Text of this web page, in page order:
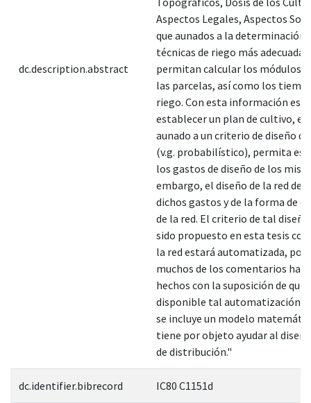
dc.description.abstract
Aspectos Legales, Aspectos
que aunados a la determinación
técnicas de riego más adecuadas,
permitan calcular los módulos
las parcelas, así como los
riego. Con esta información es
establecer un plan de cultivo, el
aunado a un criterio de diseño
(v.g. probabilístico), permita
los gastos de diseño de los
embargo, el diseño de la red
dichos gastos y de la forma de
de la red. El criterio de tal diseño
sido propuesto en esta tesis
la red estará automatizada, por
muchos de los comentarios han
hechos con la suposición de que
disponible tal automatización.
se incluye un modelo
tiene por objeto ayudar al
de distribución."
dc.identifier.bibrecord IC80 C1151d